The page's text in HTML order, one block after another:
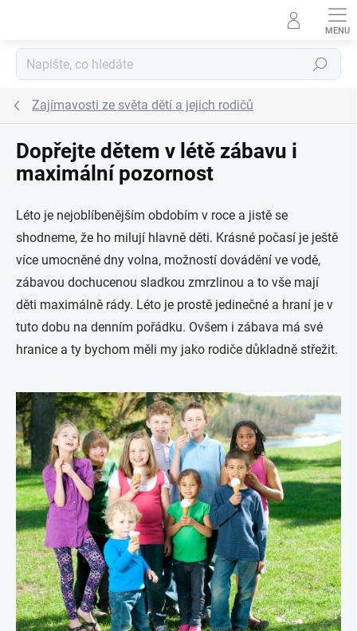
Hledat
Zajímavosti ze světa dětí a jejich rodičů
Dopřejte dětem v létě zábavu i
maximální pozornost
Léto je nejoblíbenějším obdobím v roce a jistě se
shodneme, že ho milují hlavně děti. Krásné počasí je ještě
více umocněné dny volna, možností dovádění ve vodě,
zábavou dochucenou sladkou zmrzlinou a to vše mají
děti maximálně rády. Léto je prostě jedinečné a hraní je v
tuto dobu na denním pořádku. Ovšem i zábava má své
hranice a ty bychom měli my jako rodiče důkladně střežit.